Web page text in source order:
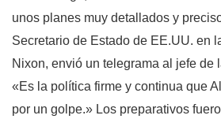
unos planes muy detallados y
Secretario de Estado de EE.UU. en
Nixon, envió un telegrama al jefe de
«Es la política firme y continua que
por un golpe.» Los preparativos